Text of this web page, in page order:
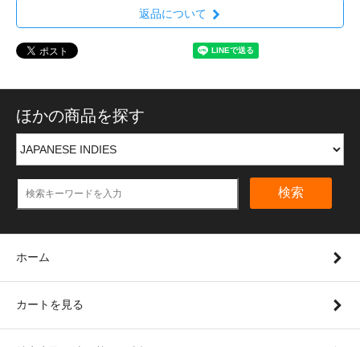
返品について
ほかの商品を探す
検索
ホーム
カートを見る